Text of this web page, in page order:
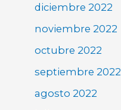
diciembre 2022
noviembre 2022
octubre 2022
septiembre 2022
agosto 2022